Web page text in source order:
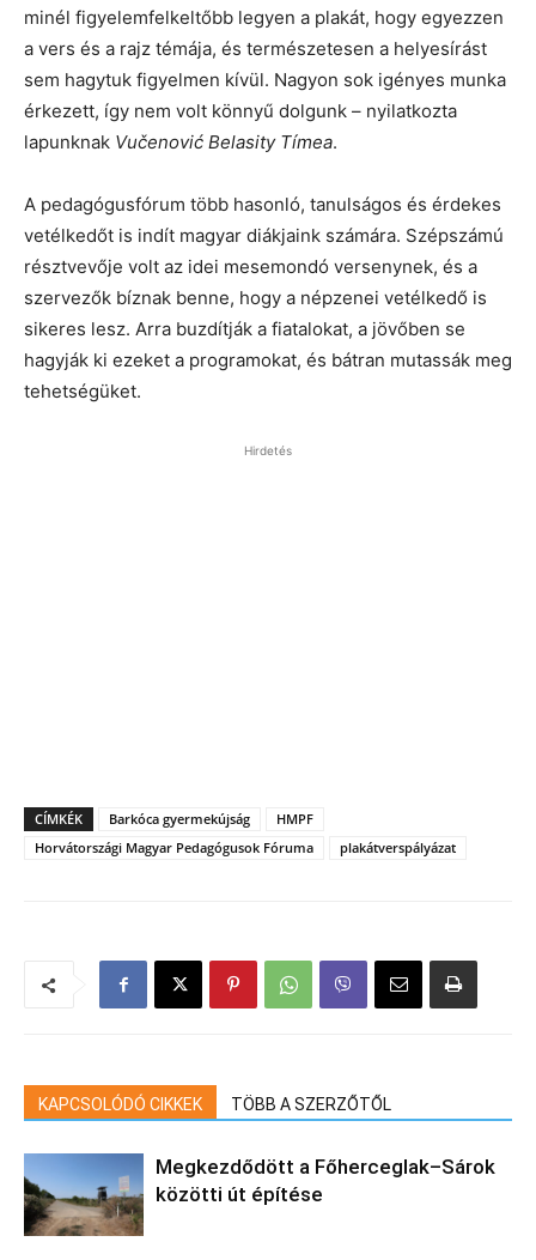
minél figyelemfelkeltőbb legyen a plakát, hogy egyezzen
a vers és a rajz témája, és természetesen a helyesírást
sem hagytuk figyelmen kívül. Nagyon sok igényes munka
érkezett, így nem volt könnyű dolgunk – nyilatkozta
lapunknak Vučenović Belasity Tímea.
A pedagógusfórum több hasonló, tanulságos és érdekes
vetélkedőt is indít magyar diákjaink számára. Szépszámú
résztvevője volt az idei mesemondó versenynek, és a
szervezők bíznak benne, hogy a népzenei vetélkedő is
sikeres lesz. Arra buzdítják a fiatalokat, a jövőben se
hagyják ki ezeket a programokat, és bátran mutassák meg
tehetségüket.
Hirdetés
CÍMKÉK Barkóca gyermekújság
HMPF
Horvátországi Magyar Pedagógusok Fóruma
plakátverspályázat
KAPCSOLÓDÓ CIKKEK TÖBB A SZERZŐTŐL
Megkezdődött a Főherceglak–Sárok
közötti út építése